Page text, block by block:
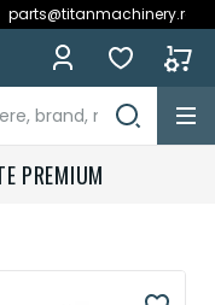
parts@titanmachinery.ro
PREMIUM